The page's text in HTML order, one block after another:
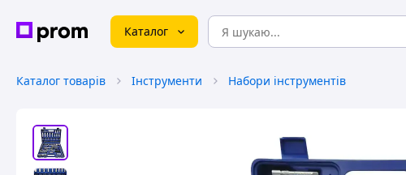
Каталог
Каталог товарів Інструменти Набори інструментів